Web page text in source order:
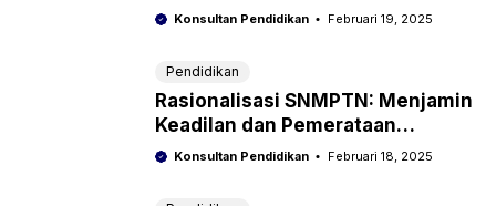
Persiapannya
Konsultan Pendidikan Februari 19, 2025
Pendidikan
Rasionalisasi SNMPTN: Menjamin
Keadilan dan Pemerataan
Kesempatan
Konsultan Pendidikan Februari 18, 2025